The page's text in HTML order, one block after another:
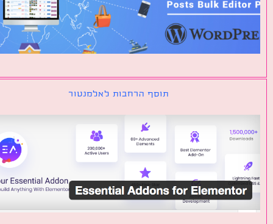
תוסף הרחבות לאלמנטור